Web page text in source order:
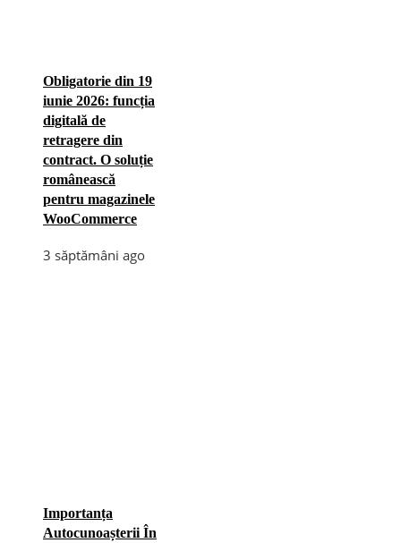
Obligatorie din 19
iunie 2026: funcția
digitală de
retragere din
contract. O soluție
românească
pentru magazinele
WooCommerce
3 săptămâni ago
Importanța
Autocunoașterii În